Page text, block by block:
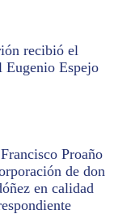
recibió el
Eugenio Espejo
Proaño
de don
en calidad